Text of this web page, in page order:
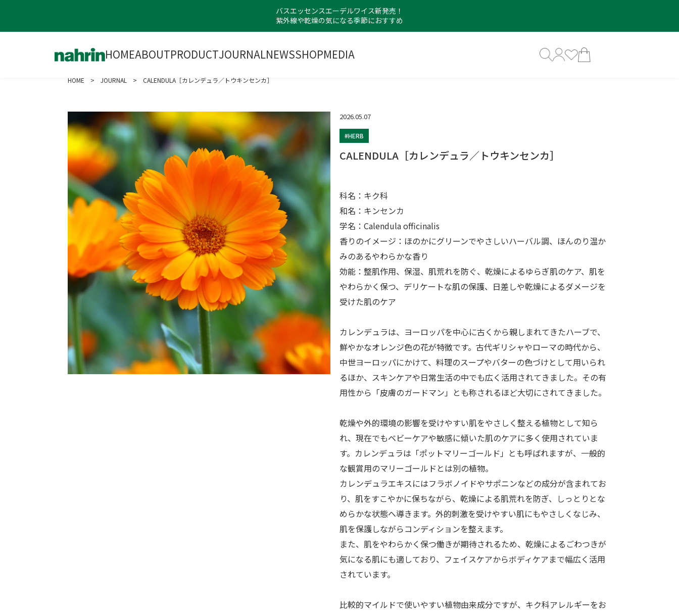
バスエッセンスエーデルワイス新発売！
紫外線や乾燥の気になる季節におすすめ
HOMEABOUTPRODUCTJOURNALNEWSSHOPMEDIA
HOME >JOURNAL > CALENDULA［カレンデュラ／トウキンセンカ］
2026.05.07
#HERB
CALENDULA［カレンデュラ／トウキンセンカ］
科名：キク科
和名：キンセンカ
学名：Calendula officinalis
香りのイメージ：ほのかにグリーンでやさしいハーバル調、ほんのり温か
みのあるやわらかな香り
効能：整肌作用、保湿、肌荒れを防ぐ、乾燥によるゆらぎ肌のケア、肌を
やわらかく保つ、デリケートな肌の保護、日差しや乾燥によるダメージを
受けた肌のケア
カレンデュラは、ヨーロッパを中心に古くから親しまれてきたハーブで、
鮮やかなオレンジ色の花が特徴です。古代ギリシャやローマの時代から、
中世ヨーロッパにかけて、料理のスープやバターの色づけとして用いられ
るほか、スキンケアや日常生活の中でも広く活用されてきました。その有
用性から「皮膚のガードマン」とも称されるほど大切にされてきました。
乾燥や外的環境の影響を受けやすい肌をやさしく整える植物として知ら
れ、現在でもベビーケアや敏感に傾いた肌のケアに多く使用されていま
す。カレンデュラは「ポットマリーゴールド」とも呼ばれますが、一般的
な観賞用のマリーゴールドとは別の植物。
カレンデュラエキスにはフラボノイドやサポニンなどの成分が含まれてお
り、肌をすこやかに保ちながら、乾燥による肌荒れを防ぎ、しっとりとな
めらかな状態へ導きます。外的刺激を受けやすい肌にもやさしくなじみ、
肌を保護しながらコンディションを整えます。
また、肌をやわらかく保つ働きが期待されるため、乾燥によるごわつきが
気になる肌にも適しており、フェイスケアからボディケアまで幅広く活用
されています。
比較的マイルドで使いやすい植物由来成分ですが、キク科アレルギーをお